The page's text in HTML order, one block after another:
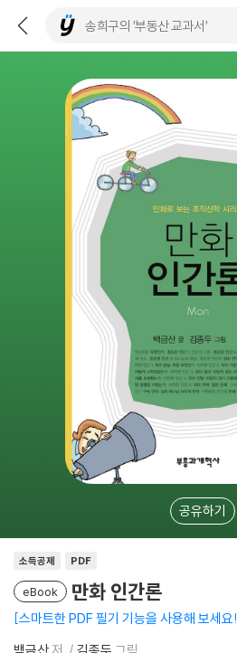
공유하기
소득공제 PDF
eBook 만화 인간론
스마트한 PDF 필기 기능을 사용해 보세요!